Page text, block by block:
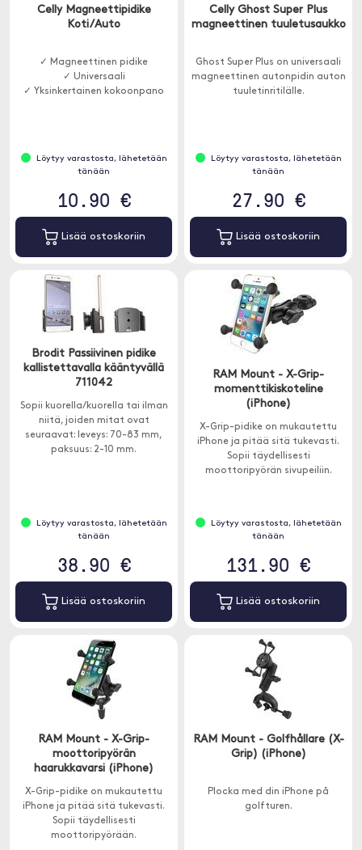
Celly Magneettipidike
Koti/Auto
✓ Magneettinen pidike
✓ Universaali
✓ Yksinkertainen kokoonpano
Löytyy varastosta, lähetetään
tänään
10.90 €
Lisää ostoskoriin
Celly Ghost Super Plus
magneettinen tuuletusaukko
Ghost Super Plus on universaali
magneettinen autonpidin auton
tuuletinritilälle.
Löytyy varastosta, lähetetään
tänään
27.90 €
Lisää ostoskoriin
Brodit Passiivinen pidike
kallistettavalla kääntyvällä
711042
Sopii kuorella/kuorella tai ilman
niitä, joiden mitat ovat
seuraavat: leveys: 70-83 mm,
paksuus: 2-10 mm.
Löytyy varastosta, lähetetään
tänään
38.90 €
Lisää ostoskoriin
RAM Mount - X-Grip-
momenttikiskoteline
(iPhone)
X-Grip-pidike on mukautettu
iPhone ja pitää sitä tukevasti.
Sopii täydellisesti
moottoripyörän sivupeiliin.
Löytyy varastosta, lähetetään
tänään
131.90 €
Lisää ostoskoriin
RAM Mount - X-Grip-
moottoripyörän
haarukkavarsi (iPhone)
X-Grip-pidike on mukautettu
iPhone ja pitää sitä tukevasti.
Sopii täydellisesti
moottoripyörään.
RAM Mount - Golfhållare (X-
Grip) (iPhone)
Plocka med din iPhone på
golfturen.